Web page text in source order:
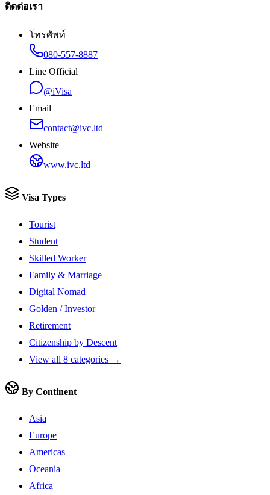
ติดต่อเรา
โทรศัพท์
080-557-8887
Line Official
@iVisa
Email
contact@ivc.ltd
Website
www.ivc.ltd
Visa Types
Tourist
Student
Skilled Worker
Family & Marriage
Digital Nomad
Golden / Investor
Retirement
Citizenship by Descent
View all 8 categories →
By Continent
Asia
Europe
Americas
Oceania
Africa